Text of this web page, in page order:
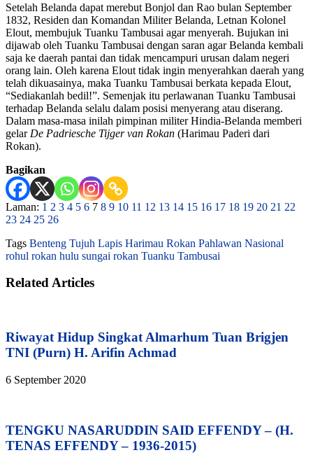
Setelah Belanda dapat merebut Bonjol dan Rao bulan September
1832, Residen dan Komandan Militer Belanda, Letnan Kolonel
Elout, membujuk Tuanku Tambusai agar menyerah. Bujukan ini
dijawab oleh Tuanku Tambusai dengan saran agar Belanda kembali
saja ke daerah pantai dan tidak mencampuri urusan dalam negeri
orang lain. Oleh karena Elout tidak ingin menyerahkan daerah yang
telah dikuasainya, maka Tuanku Tambusai berkata kepada Elout,
“Sediakanlah bedil!”. Semenjak itu perlawanan Tuanku Tambusai
terhadap Belanda selalu dalam posisi menyerang atau diserang.
Dalam masa-masa inilah pimpinan militer Hindia-Belanda memberi
gelar De Padriesche Tijger van Rokan (Harimau Paderi dari
Rokan).
Bagikan
Laman: 1 2 3 4 5 6 7 8 9 10 11 12 13 14 15 16 17 18 19 20 21 22
23 24 25 26
Tags Benteng Tujuh Lapis Harimau Rokan Pahlawan Nasional
rohul rokan hulu sungai rokan Tuanku Tambusai
Related Articles
Riwayat Hidup Singkat Almarhum Tuan Brigjen
TNI (Purn) H. Arifin Achmad
6 September 2020
TENGKU NASARUDDIN SAID EFFENDY – (H.
TENAS EFFENDY – 1936-2015)